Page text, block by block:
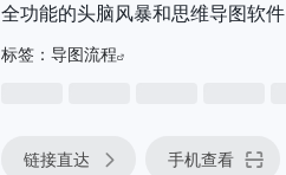
全功能的头脑风暴和思维导图软件
标签： 导图流程
链接直达 手机查看